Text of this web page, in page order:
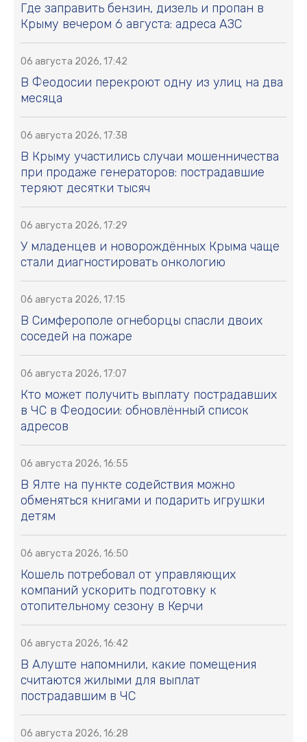
Где заправить бензин, дизель и пропан в
Крыму вечером 6 августа: адреса АЗС
06 августа 2026, 17:42
В Феодосии перекроют одну из улиц на два
месяца
06 августа 2026, 17:38
В Крыму участились случаи мошенничества
при продаже генераторов: пострадавшие
теряют десятки тысяч
06 августа 2026, 17:29
У младенцев и новорождённых Крыма чаще
стали диагностировать онкологию
06 августа 2026, 17:15
В Симферополе огнеборцы спасли двоих
соседей на пожаре
06 августа 2026, 17:07
Кто может получить выплату пострадавших
в ЧС в Феодосии: обновлённый список
адресов
06 августа 2026, 16:55
В Ялте на пункте содействия можно
обменяться книгами и подарить игрушки
детям
06 августа 2026, 16:50
Кошель потребовал от управляющих
компаний ускорить подготовку к
отопительному сезону в Керчи
06 августа 2026, 16:42
В Алуште напомнили, какие помещения
считаются жилыми для выплат
пострадавшим в ЧС
06 августа 2026, 16:28